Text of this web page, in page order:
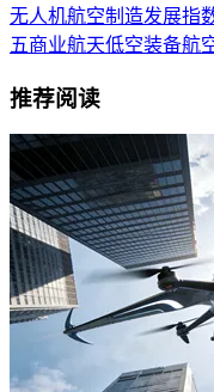
无人机航空制造发展指
五商业航天低空装备航
推荐阅读